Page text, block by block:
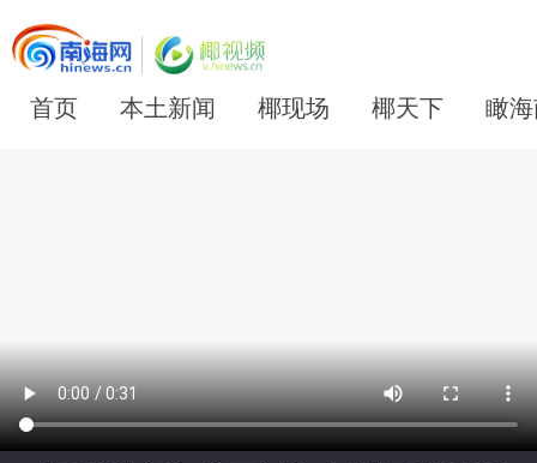
首页 本土新闻 椰现场 椰天下 瞰